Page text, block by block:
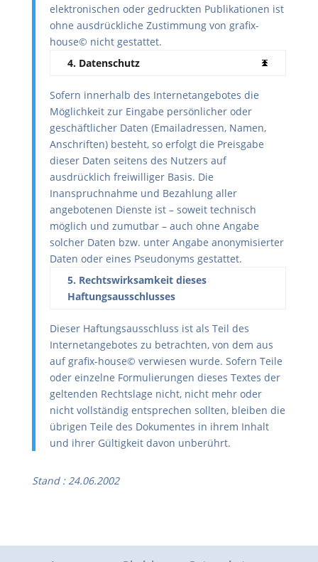
elektronischen oder gedruckten Publikationen ist
ohne ausdrückliche Zustimmung von grafix-
house© nicht gestattet.
4. Datenschutz
Sofern innerhalb des Internetangebotes die
Möglichkeit zur Eingabe persönlicher oder
geschäftlicher Daten (Emailadressen, Namen,
Anschriften) besteht, so erfolgt die Preisgabe
dieser Daten seitens des Nutzers auf
ausdrücklich freiwilliger Basis. Die
Inanspruchnahme und Bezahlung aller
angebotenen Dienste ist – soweit technisch
möglich und zumutbar – auch ohne Angabe
solcher Daten bzw. unter Angabe anonymisierter
Daten oder eines Pseudonyms gestattet.
5. Rechtswirksamkeit dieses
Haftungsausschlusses
Dieser Haftungsausschluss ist als Teil des
Internetangebotes zu betrachten, von dem aus
auf grafix-house© verwiesen wurde. Sofern Teile
oder einzelne Formulierungen dieses Textes der
geltenden Rechtslage nicht, nicht mehr oder
nicht vollständig entsprechen sollten, bleiben die
übrigen Teile des Dokumentes in ihrem Inhalt
und ihrer Gültigkeit davon unberührt.
Stand : 24.06.2002